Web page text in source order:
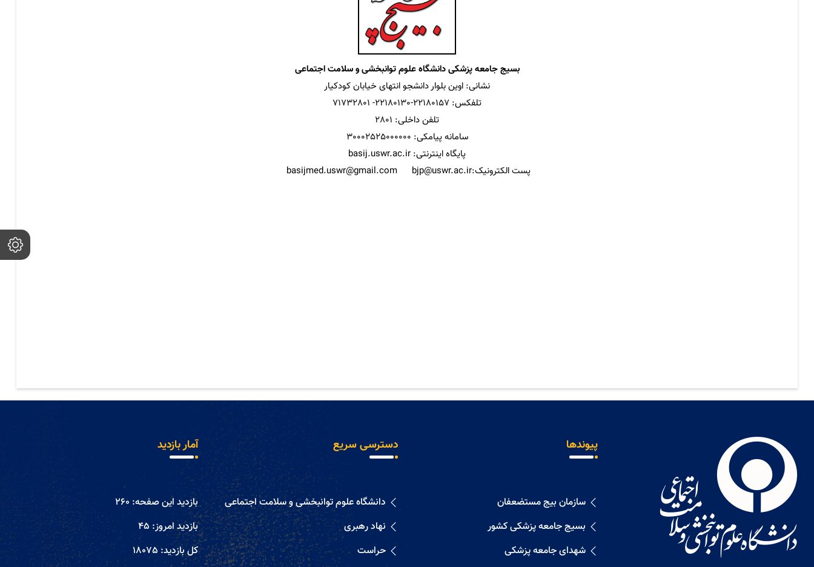
بسیج جامعه پزشکی دانشگاه علوم توانبخشی و سلامت اجتماعی
نشانی: اوین بلوار دانشجو انتهای خیابان کودکیار
تلفکس: 22180157-22180130- 71732801
تلفن داخلی: 2801
سامانه پیامکی: 30002525000000
پایگاه اینترنتی: basij.uswr.ac.ir
پست الکترونیک:
basijmed.uswr@gmail.com bjp@uswr.ac.ir
پیوندها
سازمان بیج مستضعفان
بسیج جامعه پزشکی کشور
شهدای جامعه پزشکی
دسترسی سریع
دانشگاه علوم توانبخشی و سلامت اجتماعی
نهاد رهبری
حراست
آمار بازدید
بازدید این صفحه: 260
بازدید امروز: 45
کل بازدید: 18075